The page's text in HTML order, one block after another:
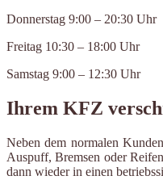
Donnerstag 9:00 – 20:30 Uhr
Freitag 10:30 – 18:00 Uhr
Samstag 9:00 – 12:30 Uhr
Ihrem KFZ
Neben dem normalen
Auspuff, Bremsen oder
dann wieder in einen